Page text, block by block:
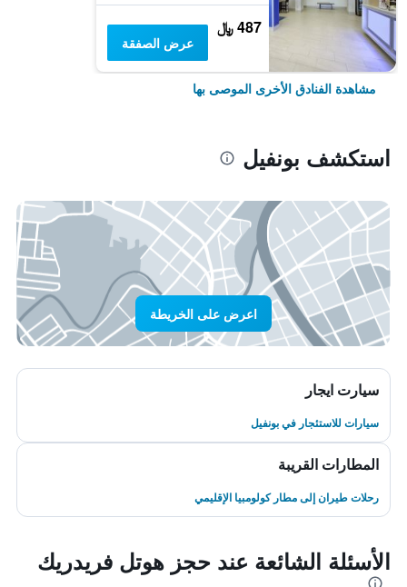
487 ﷼
عرض الصفقة
مشاهدة الفنادق الأخرى الموصى بها
استكشف بونفيل
اعرض على الخريطة
سيارت ايجار
سيارات للاستئجار في بونفيل
المطارات القريبة
رحلات طيران إلى مطار كولومبيا الإقليمي
الأسئلة الشائعة عند حجز هوتل فريدريك